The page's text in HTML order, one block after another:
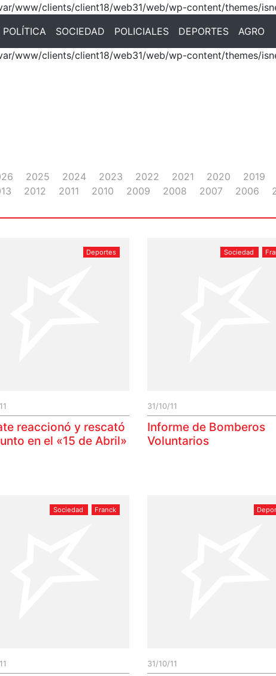
www/clients/client18/web31/web/wp-content/themes/
POLÍTICA SOCIEDAD POLICIALES DEPORTES AGRO
www/clients/client18/web31/web/wp-content/themes/
2025 2024 2023 2022 2021 2020 2019
2012 2011 2010 2009 2008 2007 2006
Deportes
reaccionó y rescató
en el «15 de Abril»
Sociedad
31/10/11
Informe de Bomberos
Voluntarios
Sociedad Franck
31/10/11